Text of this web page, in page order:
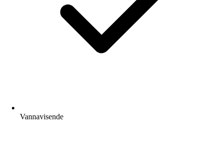
Vannavisende